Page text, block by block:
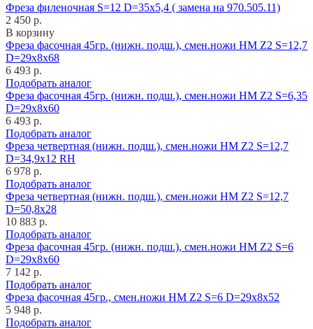
Фреза филеночная S=12 D=35x5,4 ( замена на 970.505.11)
2 450 р.
В корзину
Фреза фасочная 45гр. (нижн. подш.), смен.ножи HM Z2 S=12,7
D=29x8x68
6 493 р.
Подобрать аналог
Фреза фасочная 45гр. (нижн. подш.), смен.ножи HM Z2 S=6,35
D=29x8x60
6 493 р.
Подобрать аналог
Фреза четвертная (нижн. подш.), смен.ножи HM Z2 S=12,7
D=34,9x12 RH
6 978 р.
Подобрать аналог
Фреза четвертная (нижн. подш.), смен.ножи HM Z2 S=12,7
D=50,8x28
10 883 р.
Подобрать аналог
Фреза фасочная 45гр. (нижн. подш.), смен.ножи HM Z2 S=6
D=29x8x60
7 142 р.
Подобрать аналог
Фреза фасочная 45гр., смен.ножи HM Z2 S=6 D=29x8x52
5 948 р.
Подобрать аналог